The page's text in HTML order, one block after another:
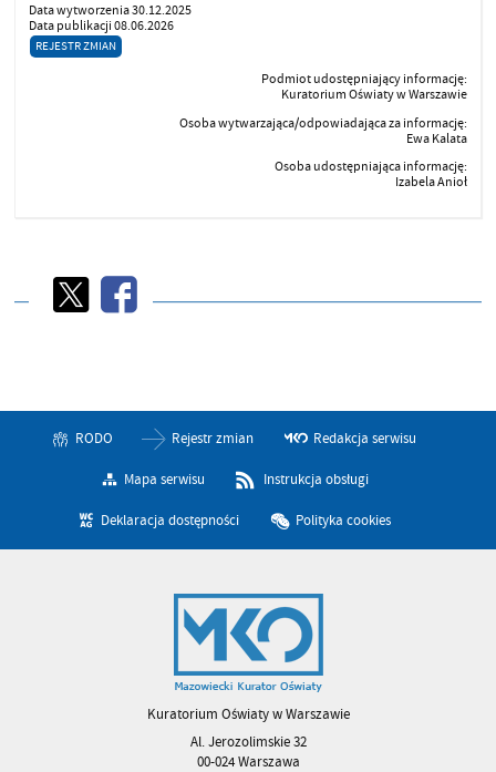
Data wytworzenia 30.12.2025
Data publikacji 08.06.2026
REJESTR ZMIAN
Podmiot udostępniający informację:
Kuratorium Oświaty w Warszawie
Osoba wytwarzająca/odpowiadająca za informację:
Ewa Kalata
Osoba udostępniająca informację:
Izabela Anioł
RODO Rejestr zmian Redakcja serwisu
Mapa serwisu Instrukcja obsługi
Deklaracja dostępności Polityka cookies
Kuratorium Oświaty w Warszawie
Al. Jerozolimskie 32
00-024 Warszawa